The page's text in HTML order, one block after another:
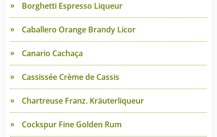
Borghetti Espresso Liqueur
Caballero Orange Brandy Licor
Canario Cachaça
Cassissée Crème de Cassis
Chartreuse Franz. Kräuterliqueur
Cockspur Fine Golden Rum